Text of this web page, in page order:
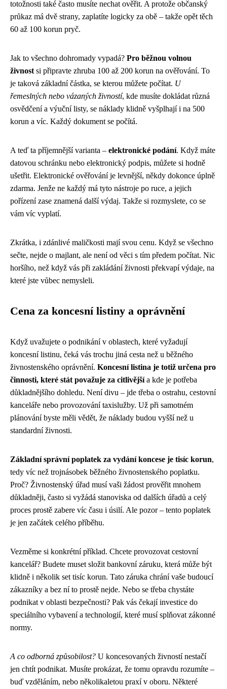
totožnosti také často musíte nechat ověřit. A protože občanský
průkaz má dvě strany, zaplatíte logicky za obě – takže opět těch
60 až 100 korun pryč.
Jak to všechno dohromady vypadá? Pro běžnou volnou
živnost si připravte zhruba 100 až 200 korun na ověřování. To
je taková základní částka, se kterou můžete počítat. U
řemeslných nebo vázaných živností, kde musíte dokládat různá
osvědčení a výuční listy, se náklady klidně vyšplhají i na 500
korun a víc. Každý dokument se počítá.
A teď ta příjemnější varianta – elektronické podání. Když máte
datovou schránku nebo elektronický podpis, můžete si hodně
ušetřit. Elektronické ověřování je levnější, někdy dokonce úplně
zdarma. Jenže ne každý má tyto nástroje po ruce, a jejich
pořízení zase znamená další výdaj. Takže si rozmyslete, co se
vám víc vyplatí.
Zkrátka, i zdánlivé maličkosti mají svou cenu. Když se všechno
sečte, nejde o majlant, ale není od věci s tím předem počítat. Nic
horšího, než když vás při zakládání živnosti překvapí výdaje, na
které jste vůbec nemysleli.
Cena za koncesní listiny a oprávnění
Když uvažujete o podnikání v oblastech, které vyžadují
koncesní listinu, čeká vás trochu jiná cesta než u běžného
živnostenského oprávnění. Koncesní listina je totiž určena pro
činnosti, které stát považuje za citlivějšía kde je potřeba
důkladnějšího dohledu. Není divu – jde třeba o ostrahu, cestovní
kanceláře nebo provozování taxislužby. Už při samotném
plánování byste měli vědět, že náklady budou vyšší než u
standardní živnosti.
Základní správní poplatek za vydání koncese je tisíc korun,
tedy víc než trojnásobek běžného živnostenského poplatku.
Proč? Živnostenský úřad musí vaši žádost prověřit mnohem
důkladněji, často si vyžádá stanoviska od dalších úřadů a celý
proces prostě zabere víc času i úsilí. Ale pozor – tento poplatek
je jen začátek celého příběhu.
Vezměme si konkrétní příklad. Chcete provozovat cestovní
kancelář? Budete muset složit bankovní záruku, která může být
klidně i několik set tisíc korun. Tato záruka chrání vaše budoucí
zákazníky a bez ní to prostě nejde. Nebo se třeba chystáte
podnikat v oblasti bezpečnosti? Pak vás čekají investice do
speciálního vybavení a technologií, které musí splňovat zákonné
normy.
A co odborná způsobilost? U koncesovaných živností nestačí
jen chtít podnikat. Musíte prokázat, že tomu opravdu rozumíte –
buď vzděláním, nebo několikaletou praxí v oboru. Některé